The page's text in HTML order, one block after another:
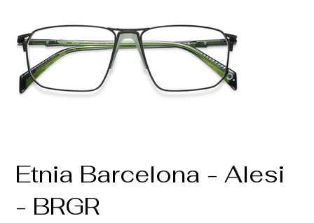
Etnia Barcelona - Alesi
- BRGR